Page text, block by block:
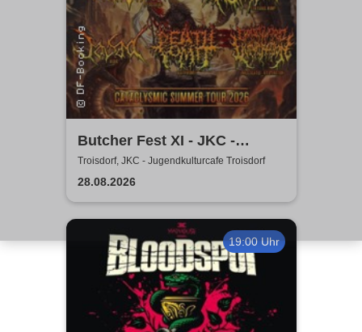
Butcher Fest XI - JKC -
Jugendkulturcafe Troisdorf
Troisdorf, JKC - Jugendkulturcafe Troisdorf
28.08.2026
19:00 Uhr